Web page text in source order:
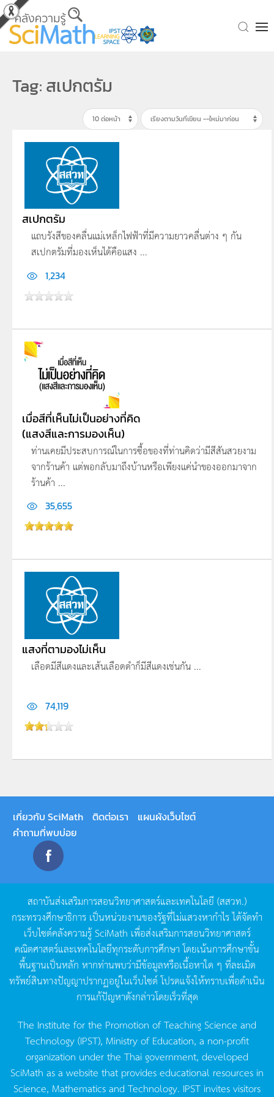
Skip to main content
Tag: สเปกตรัม
สเปกตรัม
แถบรังสีของคลื่นแม่เหล็กไฟฟ้าที่มีความยาวคลื่นต่าง ๆ กัน
สเปกตรัมที่มองเห็นได้คือแสง ...
1,234
เมื่อสีที่เห็นไม่เป็นอย่างที่คิด
(แสงสีและการมองเห็น)
ท่านเคยมีประสบการณ์ในการซื้อของที่ท่านคิดว่ามีสีสันสวยงาม
จากร้านค้า แต่พอกลับมาถึงบ้านหรือเพียงแค่นำของออกมาจาก
ร้านค้า ...
35,655
แสงที่ตามองไม่เห็น
เลือดมีสีแดงและเส้นเลือดดำก็มีสีแดงเช่นกัน ...
74,119
เกี่ยวกับ SciMath ติดต่อเรา
แผนผังเว็บไซต์
คำถามที่พบบ่อย
สถาบันส่งเสริมการสอนวิทยาศาสตร์และเทคโนโลยี (สสวท.)
กระทรวงศึกษาธิการ เป็นหน่วยงานของรัฐที่ไม่แสวงหากำไรได้จัดทำ
เว็บไซต์คลังความรู้SciMath เพื่อส่งเสริมการสอนวิทยาศาสตร์
คณิตศาสตร์และเทคโนโลยีทุกระดับการศึกษา โดยเน้นการศึกษาขั้น
พื้นฐานเป็นหลัก หากท่านพบว่ามีข้อมูลหรือเนื้อหาใด ๆ ที่ละเมิด
ทรัพย์สินทางปัญญาปรากฏอยู่ในเว็บไซต์โปรดแจ้งให้ทราบเพื่อดำเนิน
การแก้ปัญหาดังกล่าวโดยเร็วที่สุด
The Institute for the Promotion of Teaching Science and
Technology (IPST), Ministry of Education, a non-profit
organization under the Thai government, developed
SciMath as a website that provides educational resources in
Science, Mathematics and Technology. IPST invites visitors